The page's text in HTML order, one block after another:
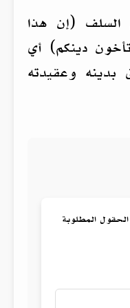
(إن هذا
دينكم) أي
وعقيدته
المطلوبة